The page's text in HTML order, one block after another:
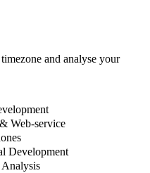
and analyse your
Web-service
Development
Analysis